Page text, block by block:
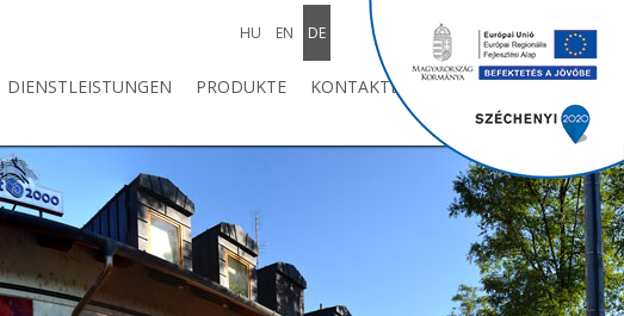
HU EN DE
DIENSTLEISTUNGEN PRODUKTE KONTAKTE